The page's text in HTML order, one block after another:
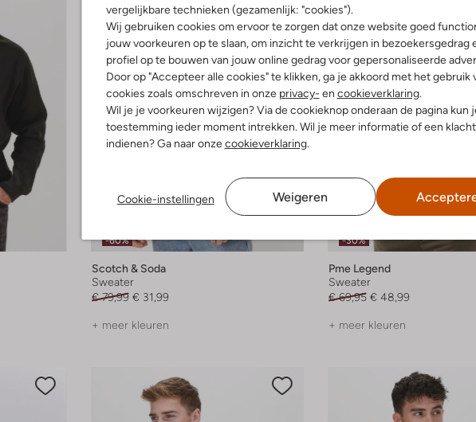
vergelijkbare technieken (gezamenlijk: "cookies").
Wij gebruiken cookies om ervoor te zorgen dat onze website goed
jouw voorkeuren op te slaan, om inzicht te verkrijgen in bezoekersgedrag
profiel op te bouwen van jouw online gedrag voor gepersonaliseerde
Door op "Accepteer alle cookies" te klikken, ga je akkoord met het gebruik
cookies zoals omschreven in onze privacy- en cookieverklaring.
Wil je je voorkeuren wijzigen? Via de cookieknop onderaan de pagina kun
toestemming ieder moment intrekken. Wil je meer informatie of een klacht
indienen? Ga naar onzecookieverklaring.
Cookie-instellingen Weigeren
-60%
Scotch & Soda
Sweater
€ 79,99 € 31,99
+ meer kleuren
-30%
Pme Legend
Sweater
€ 69,95 € 48,99
+ meer kleuren